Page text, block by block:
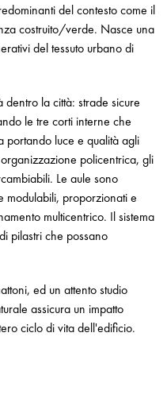
del contesto come il
verde. Nasce una
del tessuto urbano di
la città: strade sicure
le tre corti interne che
portando luce e qualità agli
policentrica, gli
Le aule sono
modulabili, proporzionati e
multicentrico. Il sistema
pilastri che possano
ed un attento studio
assicura un impatto
ciclo di vita dell'edificio.